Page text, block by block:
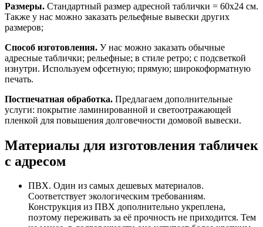
Размеры. Стандартный размер адресной таблички = 60х24 см.
Также у нас можно заказать рельефные вывески других
размеров;
Способ изготовления. У нас можно заказать обычные
адресные таблички; рельефные; в стиле ретро; с подсветкой
изнутри. Используем офсетную; прямую; широкоформатную
печать.
Постпечатная обработка. Предлагаем дополнительные
услуги: покрытие ламинированной и светоотражающей
пленкой для повышения долговечности домовой вывески.
Материалы для изготовления табличек
с адресом
ПВХ. Один из самых дешевых материалов.
Соответствует экологическим требованиям.
Конструкция из ПВХ дополнительно укреплена,
поэтому переживать за её прочность не приходится. Тем